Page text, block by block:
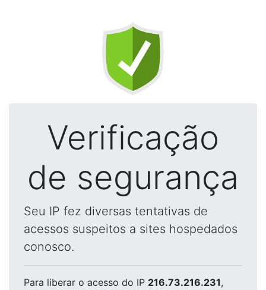
Verificação
de segurança
Seu IP fez diversas tentativas de
acessos suspeitos a sites hospedados
conosco.
Para liberar o acesso do IP 216.73.216.231,